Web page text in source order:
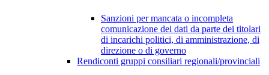
Sanzioni per mancata o incompleta
comunicazione dei dati da parte dei titolari
di incarichi politici, di amministrazione, di
direzione o di governo
Rendiconti gruppi consiliari regionali/provinciali